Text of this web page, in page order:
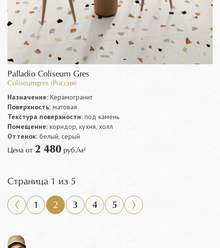
Palladio Coliseum Gres
Coliseumgres (Россия)
Назначение: Керамогранит
Поверхность: матовая
Текстура поверхности: под камень
Помещение: коридор, кухня, холл
Оттенок: белый, серый
Цена от 2 480 руб./м²
Страница 1 из 5
1 2 3 4 5